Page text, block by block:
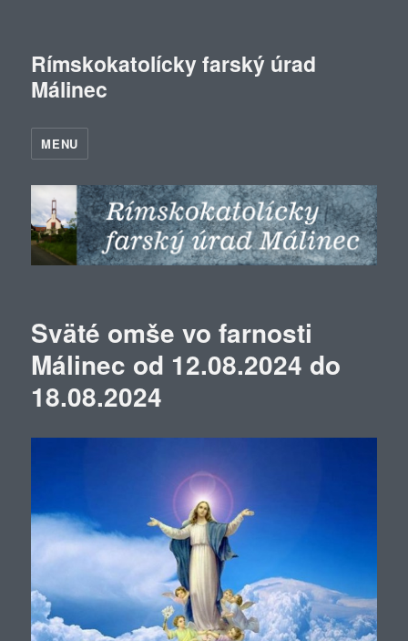
Rímskokatolícky farský úrad
Málinec
MENU
Sväté omše vo farnosti
Málinec od 12.08.2024 do
18.08.2024